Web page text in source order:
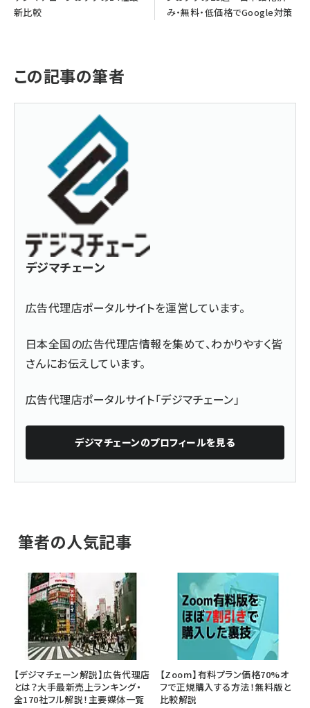
新比較
み・無料・低価格でGoogle対策
この記事の筆者
デジマチェーン
広告代理店ポータルサイトを運営しています。
日本全国の広告代理店情報を集めて、わかりやすく皆
さんにお伝えしています。
広告代理店ポータルサイト「デジマチェーン」
デジマチェーンのプロフィールを見る
筆者の人気記事
【デジマチェーン解説】広告代理店
とは？大手最新売上ランキング・
全170社フル解説！主要媒体一覧
【Zoom】有料プラン価格70%オ
フで正規購入する方法！無料版と
比較解説